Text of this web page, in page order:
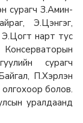
сурагч З.Амин-
Э.Цэнгэг,
Э.Цогт нарт тус
сурагч
П.Хэрлэн
олгохоор болов.
уралдаанд